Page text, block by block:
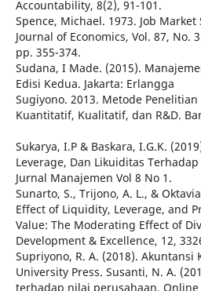
Accountability, 8(2), 91-101.
Spence, Michael. 1973. Job
Journal of Economics, Vol. 87, No.
pp. 355-374.
Sudana, I Made. (2015).
Edisi Kedua. Jakarta: Erlangga
Sugiyono. 2013. Metode
Kuantitatif, Kualitatif, dan R&D.
Sukarya, I.P & Baskara, I.G.K.
Leverage, Dan Likuiditas
Jurnal Manajemen Vol 8 No 1.
Sunarto, S., Trijono, A. L., &
Effect of Liquidity, Leverage, and
Value: The Moderating Effect of
Development & Excellence, 12,
Supriyono, R. A. (2018). Akuntansi
University Press. Susanti, N. A.
terhadap nilai perusahaan. Online